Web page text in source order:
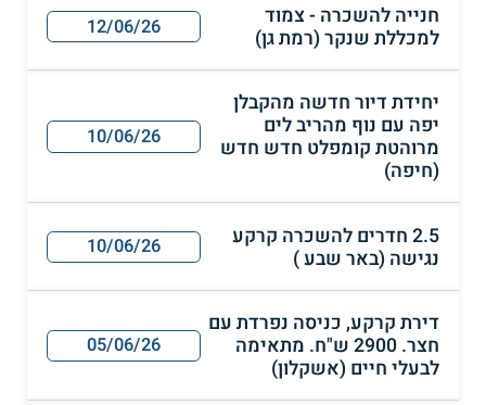
חנייה להשכרה - צמוד
למכללת שנקר (רמת גן)
12/06/26
יחידת דיור חדשה מהקבלן
יפה עם נוף מהריב לים
מרוהטת קומפלט חדש חדש
(חיפה)
10/06/26
2.5 חדרים להשכרה קרקע
נגישה (באר שבע )
10/06/26
דירת קרקע, כניסה נפרדת עם
חצר. 2900 ש"ח. מתאימה
לבעלי חיים (אשקלון)
05/06/26